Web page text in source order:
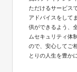
ただけるサービス
アドバイスをして
供ができるよう、
ムセキュリティ体
ので、安心してご
とりの人生を豊か